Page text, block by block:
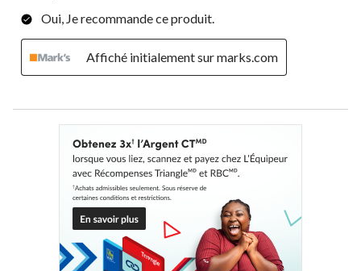
Oui, Je recommande ce produit.
Affiché initialement sur marks.com